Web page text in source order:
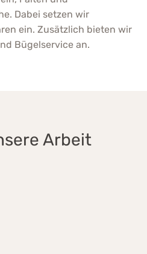
Dabei setzen wir
ein. Zusätzlich bieten wir
Bügelservice an.
Arbeit